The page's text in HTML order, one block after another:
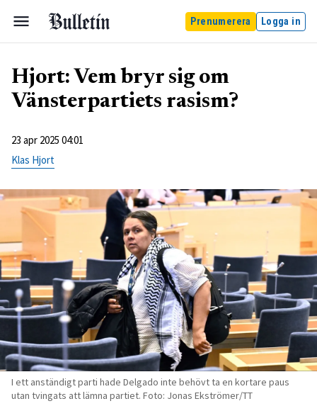
Prenumerera Logga in
Hjort: Vem bryr sig om
Vänsterpartiets rasism?
23 apr 2025 04:01
Klas Hjort
I ett anständigt parti hade Delgado inte behövt ta en kortare paus
utan tvingats att lämna partiet. Foto: Jonas Ekströmer/TT